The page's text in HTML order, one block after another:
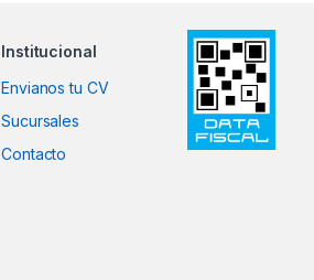
Institucional
Envianos tu CV
Sucursales
Contacto